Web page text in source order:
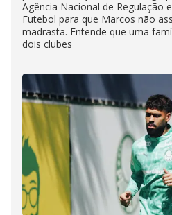
Agência Nacional de Regulação
Futebol para que Marcos não
madrasta. Entende que uma
dois clubes